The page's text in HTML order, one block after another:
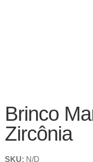
Brinco
Zircônia
SKU: N/D